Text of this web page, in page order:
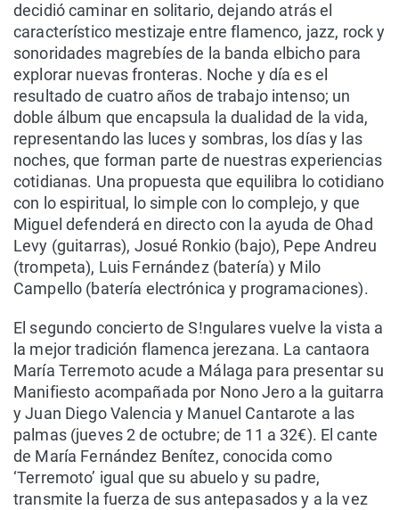
decidió caminar en solitario, dejando atrás el
característico mestizaje entre flamenco, jazz, rock y
sonoridades magrebíes de la banda elbicho para
explorar nuevas fronteras. Noche y día es el
resultado de cuatro años de trabajo intenso; un
doble álbum que encapsula la dualidad de la vida,
representando las luces y sombras, los días y las
noches, que forman parte de nuestras experiencias
cotidianas. Una propuesta que equilibra lo cotidiano
con lo espiritual, lo simple con lo complejo, y que
Miguel defenderá en directo con la ayuda de Ohad
Levy (guitarras), Josué Ronkio (bajo), Pepe Andreu
(trompeta), Luis Fernández (batería) y Milo
Campello (batería electrónica y programaciones).
El segundo concierto de S!ngulares vuelve la vista a
la mejor tradición flamenca jerezana. La cantaora
María Terremoto acude a Málaga para presentar su
Manifiesto acompañada por Nono Jero a la guitarra
y Juan Diego Valencia y Manuel Cantarote a las
palmas (jueves 2 de octubre; de 11 a 32€). El cante
de María Fernández Benítez, conocida como
‘Terremoto’ igual que su abuelo y su padre,
transmite la fuerza de sus antepasados y a la vez